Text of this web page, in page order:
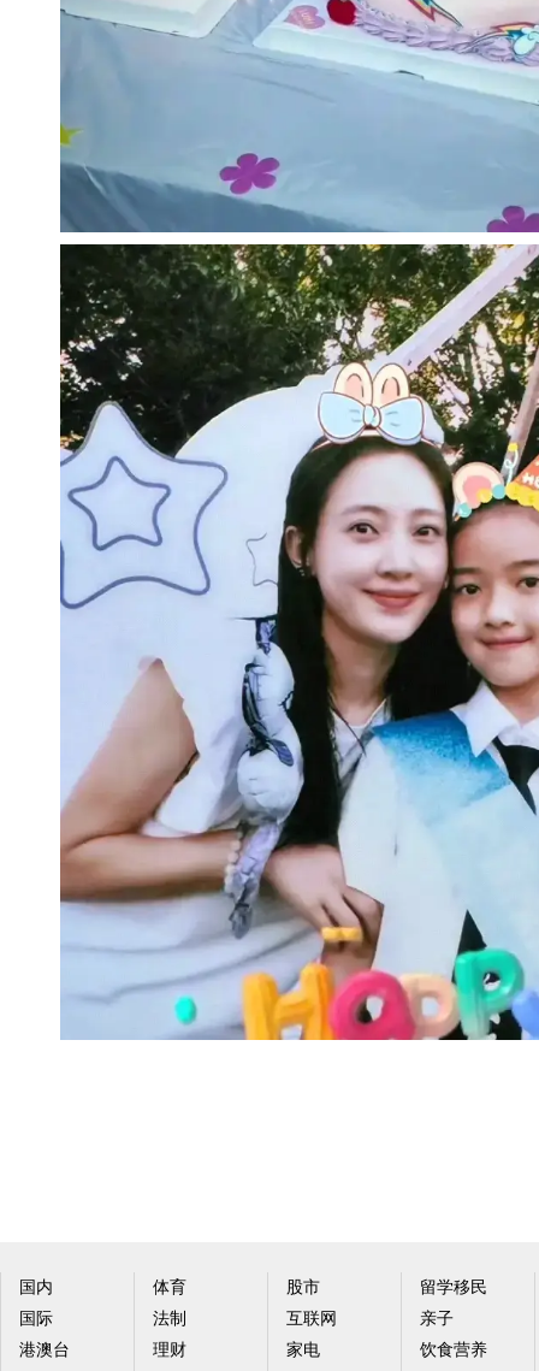
国内
国际
港澳台
体育
法制
理财
股市
互联网
家电
留学移民
亲子
饮食营养